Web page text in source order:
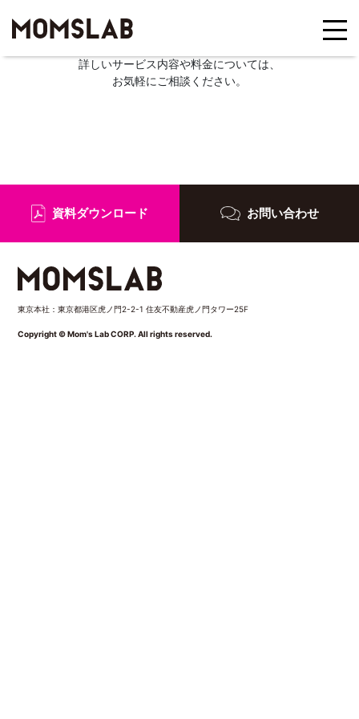
詳しいサービス内容や料金については、
お気軽にご相談ください。
資料ダウンロード お問い合わせ
東京本社：東京都港区虎ノ門2-2-1 住友不動産虎ノ門タワー25F
Copyright © Mom's Lab CORP. All rights reserved.